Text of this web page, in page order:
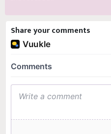
Share your comments